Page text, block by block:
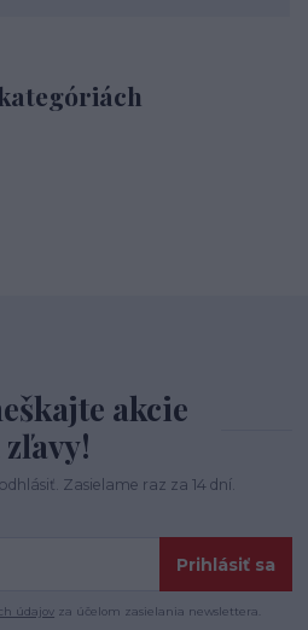
akcie
zľavy!
Zasielame raz za 14 dní.
Prihlásiť sa
údajov za účelom zasielania newslettera.